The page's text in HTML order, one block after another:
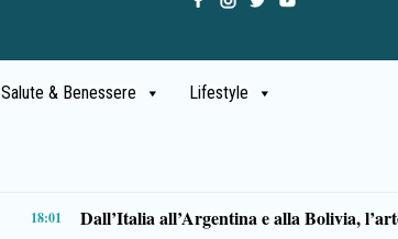
Salute & Benessere Lifestyle
14:06 Padula istituisce la Giornata Joe Petrosino